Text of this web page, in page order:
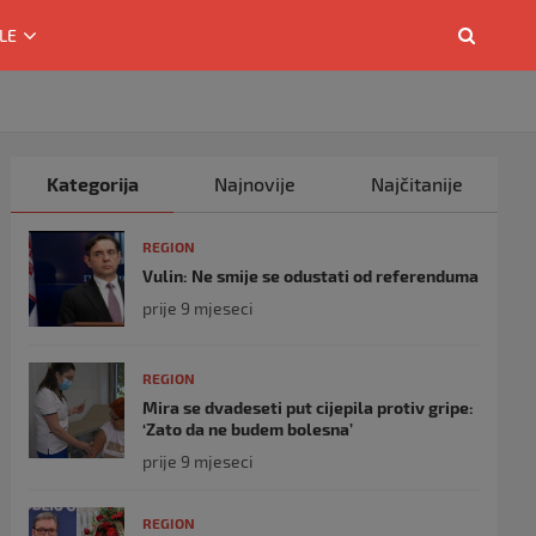
Kategorija Najnovije Najčitanije
REGION
Vulin: Ne smije se odustati od referenduma
prije 9 mjeseci
REGION
Mira se dvadeseti put cijepila protiv gripe:
‘Zato da ne budem bolesna’
prije 9 mjeseci
REGION